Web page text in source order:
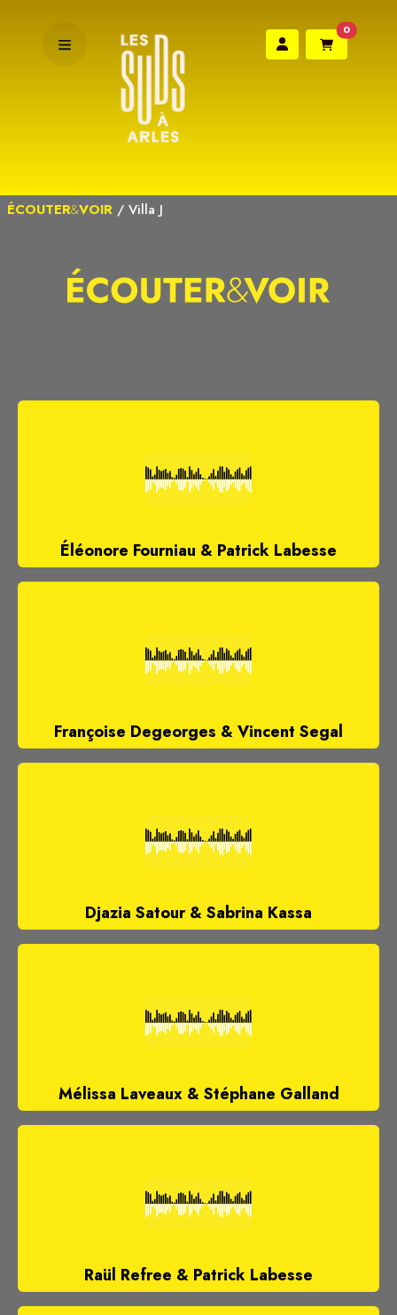
0
ÉCOUTER&VOIR / Villa J
Éléonore Fourniau & Patrick Labesse
Françoise Degeorges & Vincent Segal
Djazia Satour & Sabrina Kassa
Mélissa Laveaux & Stéphane Galland
Raül Refree & Patrick Labesse